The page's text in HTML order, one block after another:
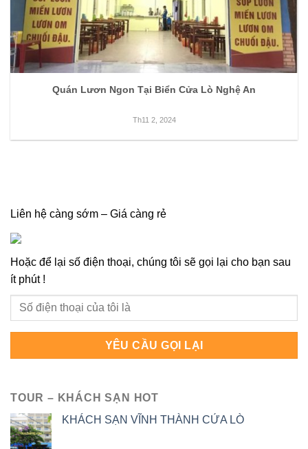
Quán Lươn Ngon Tại Biển Cửa Lò Nghệ An
Th11 2, 2024
Liên hệ càng sớm – Giá càng rẻ
Hoặc để lại số điện thoại, chúng tôi sẽ gọi lại cho bạn sau
ít phút !
TOUR – KHÁCH SẠN HOT
KHÁCH SẠN VĨNH THÀNH CỬA LÒ